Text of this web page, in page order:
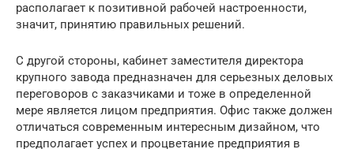
располагает к позитивной рабочей настроенности,
значит, принятию правильных решений.
С другой стороны, кабинет заместителя директора
крупного завода предназначен для серьезных деловых
переговоров с заказчиками и тоже в определенной
мере является лицом предприятия. Офис также должен
отличаться современным интересным дизайном, что
предполагает успех и процветание предприятия в